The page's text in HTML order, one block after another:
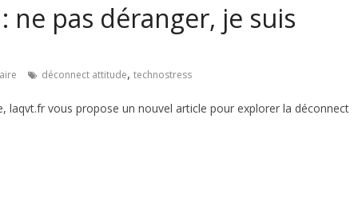
pas déranger, je suis
déconnect attitude, technostress
laqvt.fr vous propose un nouvel article pour explorer la déconnect